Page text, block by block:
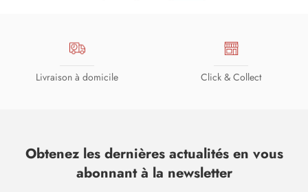
Livraison à domicile Click & Collect
Obtenez les dernières actualités en vous
abonnant à la newsletter